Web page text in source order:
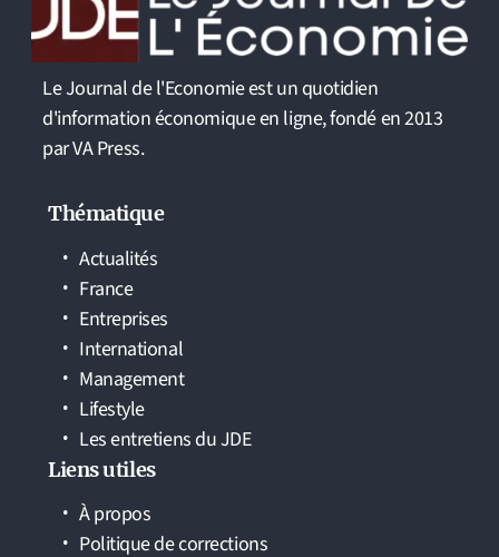
Le Journal de l'Economie est un quotidien
d'information économique en ligne, fondé en 2013
par VA Press.
Thématique
Actualités
France
Entreprises
International
Management
Lifestyle
Les entretiens du JDE
Liens utiles
À propos
Politique de corrections